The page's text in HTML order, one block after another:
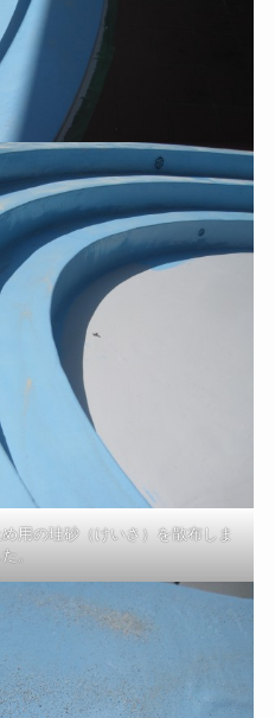
用の珪砂（けいさ）を散布しま
。